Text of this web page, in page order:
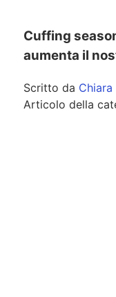
Cuffing
aumenta il
Scritto da
Articolo della